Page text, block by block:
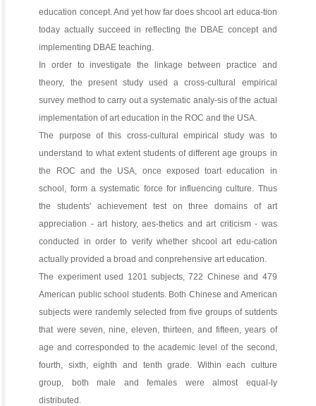
education concept. And yet how far does shcool art educa-tion
today actually succeed in reflecting the DBAE concept and
implementing DBAE teaching.
In order to investigate the linkage between practice and
theory, the present study used a cross-cultural empirical
survey method to carry out a systematic analy-sis of the actual
implementation of art education in the ROC and the USA.
The purpose of this cross-cultural empirical study was to
understand to what extent students of different age groups in
the ROC and the USA, once exposed toart education in
school, form a systematic force for influencing culture. Thus
the students' achievement test on three domains of art
appreciation - art history, aes-thetics and art criticism - was
conducted in order to verify whether shcool art edu-cation
actually provided a broad and conprehensive art education.
The experiment used 1201 subjects, 722 Chinese and 479
American public school students. Both Chinese and American
subjects were randemly selected from five groups of sutdents
that were seven, nine, eleven, thirteen, and fifteen, years of
age and corresponded to the academic level of the second,
fourth, sixth, eighth and tenth grade. Within each culture
group, both male and females were almost equal-ly
distributed.